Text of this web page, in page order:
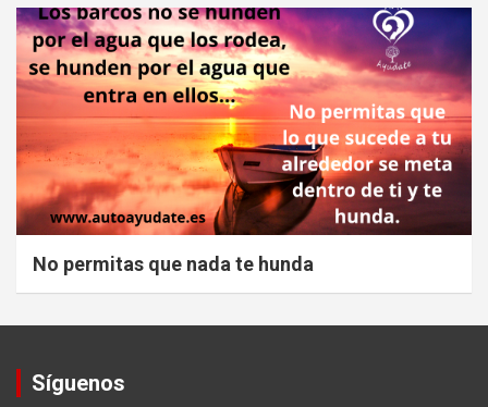
No permitas que nada te hunda
Síguenos